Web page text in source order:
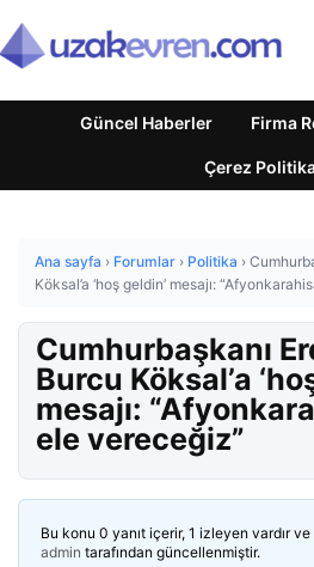
Güncel Haberler Firma
Çerez
Ana sayfa › Forumlar › Politika ›
Köksal’a ‘hoş geldin’ mesajı:
Cumhurbaşkanı
Burcu Köksal’a
mesajı:
ele vereceğiz”
Bu konu 0 yanıt içerir, 1 izleyen vardır ve
admin tarafından güncellenmiştir.